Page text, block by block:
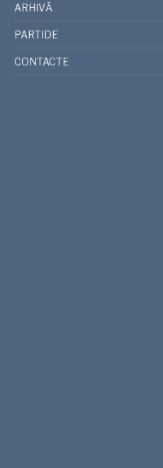
ARHIVĂ
PARTIDE
CONTACTE